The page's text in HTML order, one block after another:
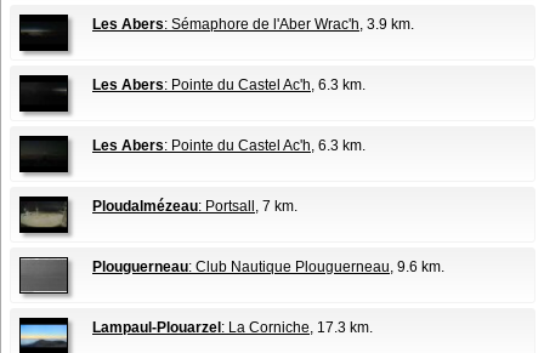
Les Abers: Sémaphore de l'Aber Wrac'h, 3.9 km.
Les Abers: Pointe du Castel Ac'h, 6.3 km.
Les Abers: Pointe du Castel Ac'h, 6.3 km.
Ploudalmézeau: Portsall , 7 km.
Plouguerneau: Club Nautique Plouguerneau, 9.6 km.
Lampaul-Plouarzel : La Corniche, 17.3 km.